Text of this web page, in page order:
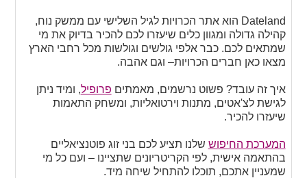
Dateland הוא אתר הכרויות לגיל השלישי עם ממשק נוח,
קהילה גדולה ומגוון כלים שיעזרו לכם להכיר בדיוק את מי
שמתאים לכם. כבר אלפי גולשים וגולשות מכל רחבי הארץ
מצאו כאן חברים הכרויות– וגם אהבה.
איך זה עובד? פשוט נרשמים, מאמתים פרופיל, ומיד ניתן
לגישת לצ'אטים, מתנות וירטואליות, ומשחק התאמות
שיעזרו להכיר.
המערכת החיפוש שלנו תציע לכם בני זוג פוטנציאליים
בהתאמה אישית, לפי הקריטריונים שתציינו – ועם כל מי
שמעניין אתכם, תוכלו להתחיל שיחה מיד.